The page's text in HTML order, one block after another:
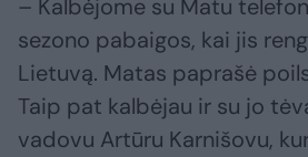
– Kalbėjome su Matu
sezono pabaigos, kai jis
Lietuvą. Matas paprašė
Taip pat kalbėjau ir su jo
vadovu Artūru Karnišovu,